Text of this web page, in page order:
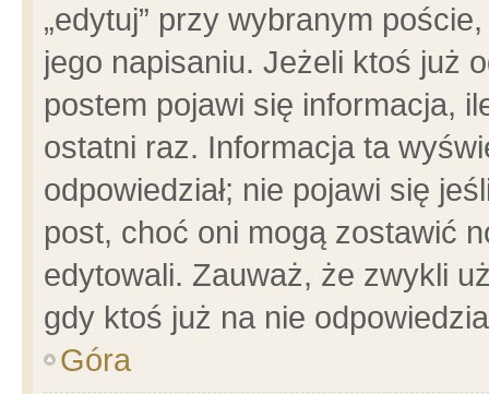
„edytuj” przy wybranym
jego napisaniu. Jeżeli ktoś już
postem pojawi się informacja,
ostatni raz. Informacja ta
odpowiedział; nie pojawi się
post, choć oni mogą zostawić
edytowali. Zauważ, że zwykli
gdy ktoś już na nie
Góra